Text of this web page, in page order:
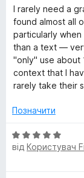
а
м
а
т
и
н
к
а
5
з
5
I rarely need a
found almost all
particularly when
than a text —
"only" use about
context that I
rarely take their
Позначити
О
ц
від Користувач